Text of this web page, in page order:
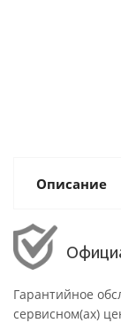
Описание
Гарантийное
сервисном(ах)